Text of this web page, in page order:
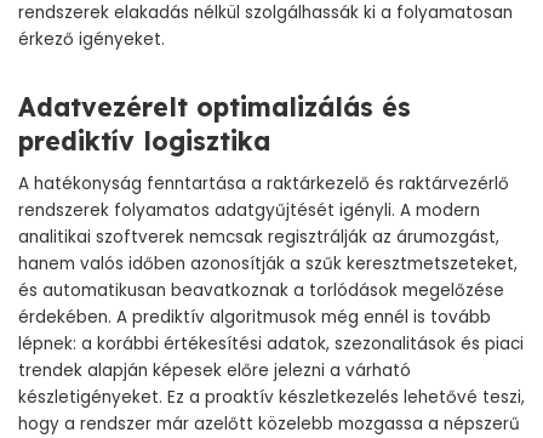
rendszerek elakadás nélkül szolgálhassák ki a folyamatosan
érkező igényeket.
Adatvezérelt optimalizálás és
prediktív logisztika
A hatékonyság fenntartása a raktárkezelő és raktárvezérlő
rendszerek folyamatos adatgyűjtését igényli. A modern
analitikai szoftverek nemcsak regisztrálják az árumozgást,
hanem valós időben azonosítják a szűk keresztmetszeteket,
és automatikusan beavatkoznak a torlódások megelőzése
érdekében. A prediktív algoritmusok még ennél is tovább
lépnek: a korábbi értékesítési adatok, szezonalitások és piaci
trendek alapján képesek előre jelezni a várható
készletigényeket. Ez a proaktív készletkezelés lehetővé teszi,
hogy a rendszer már azelőtt közelebb mozgassa a népszerű